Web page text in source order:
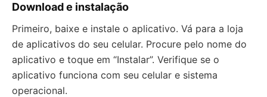
Download e instalação
Primeiro, baixe e instale o aplicativo. Vá para a loja
de aplicativos do seu celular. Procure pelo nome do
aplicativo e toque em “Instalar”. Verifique se o
aplicativo funciona com seu celular e sistema
operacional.